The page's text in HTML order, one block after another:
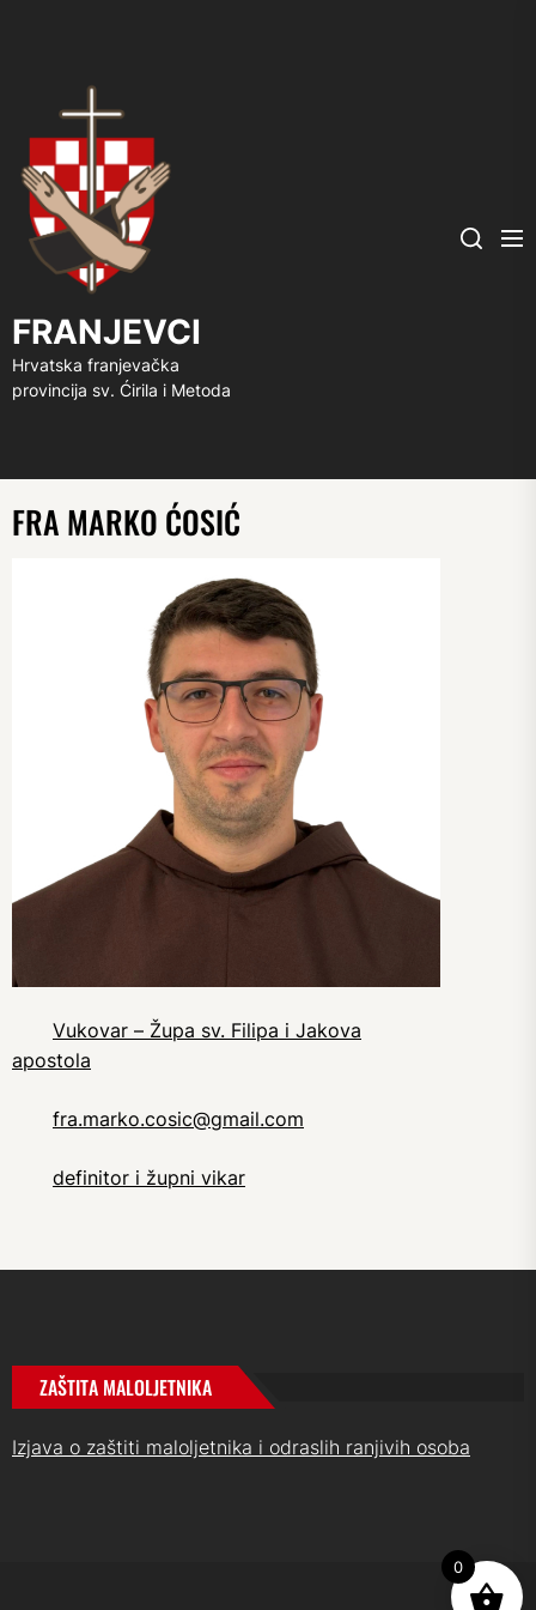
FRANJEVCI
Hrvatska franjevačka
provincija sv. Ćirila i Metoda
Search
FRA MARKO ĆOSIĆ
Vukovar – Župa sv. Filipa i Jakova
apostola
fra.marko.cosic@gmail.com
definitor i župni vikar
ZAŠTITA MALOLJETNIKA
Izjava o zaštiti maloljetnika i odraslih ranjivih osoba
0